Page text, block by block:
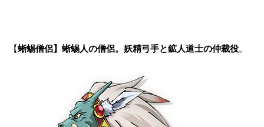
【蜥蜴僧侶】 蜥蜴人の僧侶。妖精弓手と鉱人道士の仲裁役。